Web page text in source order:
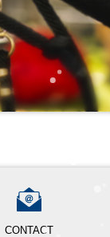
CONTACT